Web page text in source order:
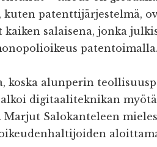
patenttijärjestelmä,
salaisena, jonka
koska alunperin
digitaaliteknikan
Salokanteleen